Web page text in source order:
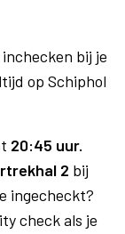
bij je
op Schiphol
20:45 uur.
2 bij
ingecheckt?
check als je